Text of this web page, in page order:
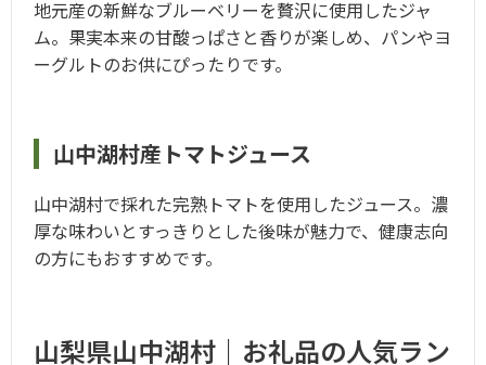
地元産の新鮮なブルーベリーを贅沢に使用したジャ
ム。果実本来の甘酸っぱさと香りが楽しめ、パンやヨ
ーグルトのお供にぴったりです。
山中湖村産トマトジュース
山中湖村で採れた完熟トマトを使用したジュース。濃
厚な味わいとすっきりとした後味が魅力で、健康志向
の方にもおすすめです。
山梨県山中湖村｜お礼品の人気ラン